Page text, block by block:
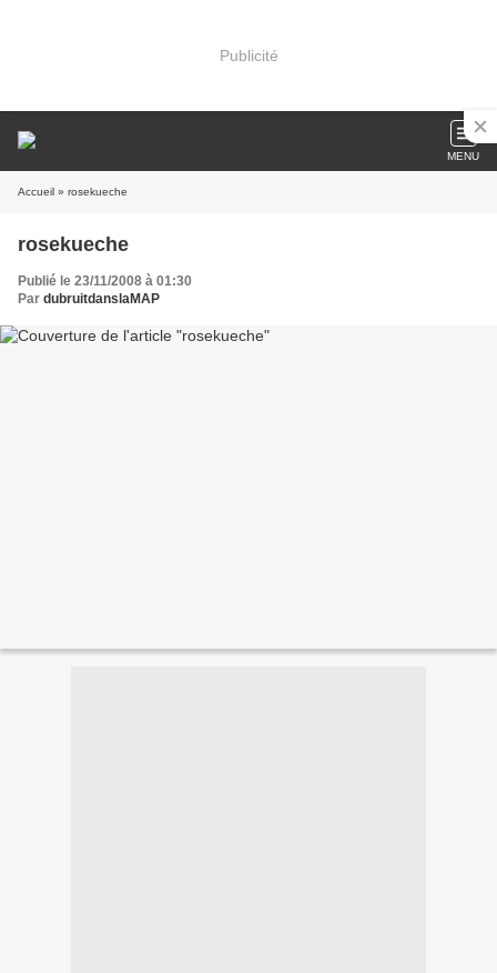
Publicité
MENU
Accueil » rosekueche
rosekueche
Publié le 23/11/2008 à 01:30
Par dubruitdanslaMAP